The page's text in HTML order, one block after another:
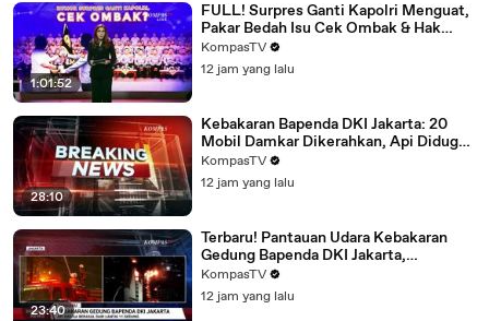
1:01:52
FULL! Surpres Ganti Kapolri Menguat,
Pakar Bedah Isu Cek Ombak & Hak
Presiden Prabowo | Bola Liar
KompasTV
12 jam yang lalu
28:10
Kebakaran Bapenda DKI Jakarta: 20
Mobil Damkar Dikerahkan, Api Diduga
dari Lantai 11 Gedung
KompasTV
12 jam yang lalu
23:40
Terbaru! Pantauan Udara Kebakaran
Gedung Bapenda DKI Jakarta,
Pemadaman Berlangsung Hampir 2
Jam
KompasTV
12 jam yang lalu